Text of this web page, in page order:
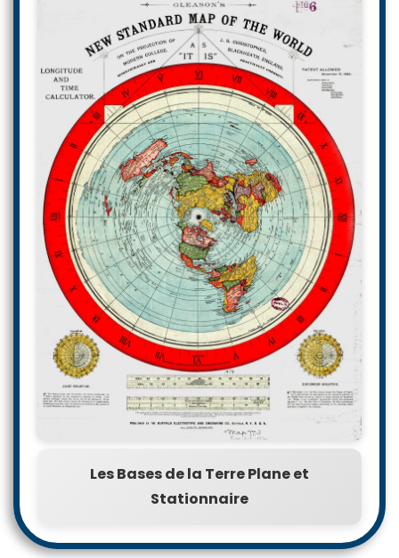
Les Bases de la Terre Plane et
Stationnaire